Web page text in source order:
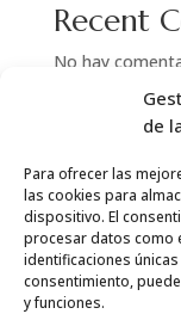
de
Para ofrecer las
las cookies para
dispositivo. El
procesar datos como
identificaciones
consentimiento,
y funciones.
Recent
No hay